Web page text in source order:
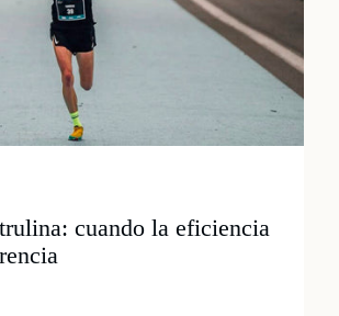
cuando la eficiencia